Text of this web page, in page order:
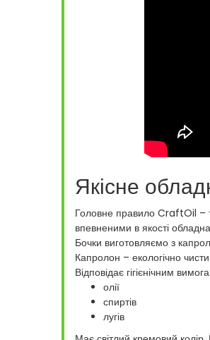
Якісне
Головне правило CraftOil –
впевненими в якості
Бочки виготовляємо з
Капролон – екологічно
Відповідає гігієнічним
олії
спиртів
лугів